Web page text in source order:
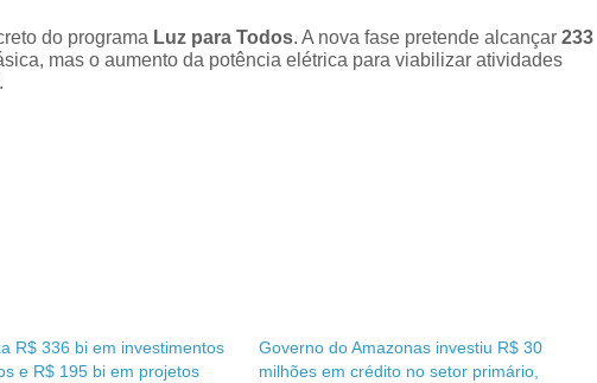
do programa Luz para Todos. A nova fase pretende alcançar 233
mas o aumento da potência elétrica para viabilizar atividades
R$ 336 bi em investimentos
e R$ 195 bi em projetos
Governo do Amazonas investiu R$ 30
milhões em crédito no setor primário,